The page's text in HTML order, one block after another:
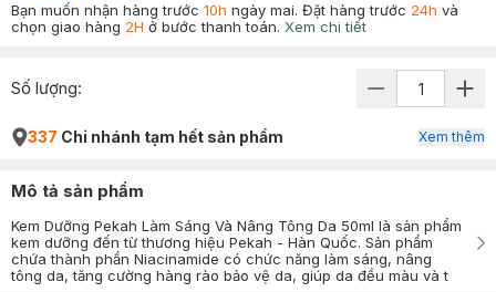
Bạn muốn nhận hàng trước 10h ngày mai. Đặt hàng trước 24h và
chọn giao hàng 2H ở bước thanh toán. Xem chi tiết
Số lượng:
337 Chi nhánh tạm hết sản phẩm Xem thêm
Mô tả sản phẩm
Kem Dưỡng Pekah Làm Sáng Và Nâng Tông Da 50ml là sản phẩm
kem dưỡng đến từ thương hiệu Pekah - Hàn Quốc. Sản phẩm
chứa thành phần Niacinamide có chức năng làm sáng, nâng
tông da, tăng cường hàng rào bảo vệ da, giúp da đều màu và t